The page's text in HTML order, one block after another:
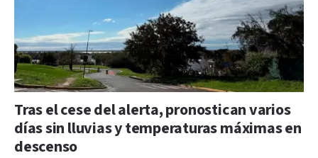
Tras el cese del alerta, pronostican varios
días sin lluvias y temperaturas máximas en
descenso